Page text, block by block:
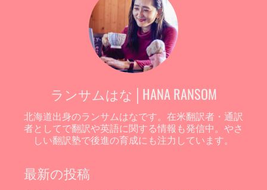
ランサムはな│HANA RANSOM
北海道出身のランサムはなです。在米翻訳者・通訳
者としてで翻訳や英語に関する情報も発信中。やさ
しい翻訳塾で後進の育成にも注力しています。
最新の投稿